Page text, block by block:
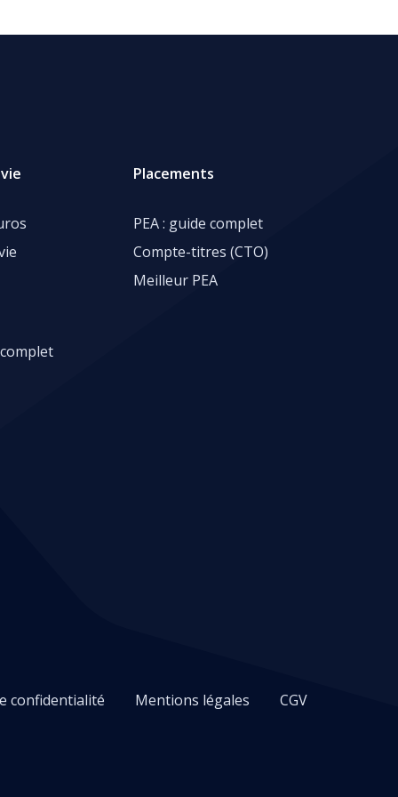
Placements
PEA : guide complet
Compte-titres (CTO)
Meilleur PEA
confidentialité Mentions légales CGV